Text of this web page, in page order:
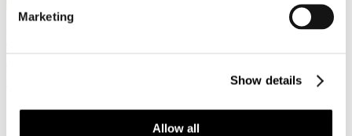
Marketing
Show details
Allow all